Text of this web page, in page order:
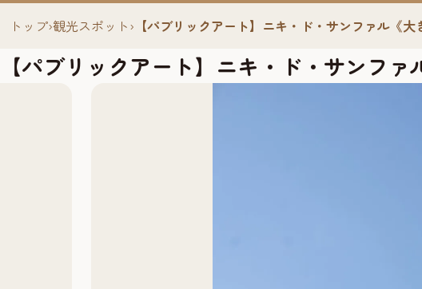
トップ›観光スポット› 【パブリックアート】ニキ・ド・サンファル《大
【パブリックアート】ニキ・ド・サンファ